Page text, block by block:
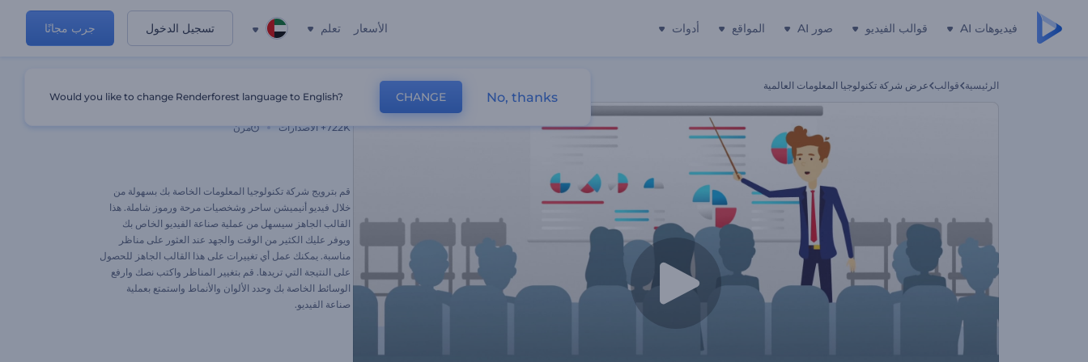
فيديوهات AI قوالب الفيديو صور AI المواقع أدوات الأسعار تعلم تسجيل الدخول جرب مجانًا
الرئيسية قوالب عرض شركة تكنولوجيا المعلومات العالمية
722K+ الاصدارات مرن
قم بترويج شركة تكنولوجيا المعلومات الخاصة بك بسهولة من
خلال فيديو أنيميشن ساحر وشخصيات مرحة ورموز شاملة. هذا
القالب الجاهز سيسهل من عملية صناعة الفيديو الخاص بك
ويوفر عليك الكثير من الوقت والجهد عند العثور على مناظر
مناسبة. يمكنك عمل أي تغييرات على هذا القالب الجاهز للحصول
على النتيجة التي تريدها. قم بتغيير المناظر واكتب نصك وارفع
الوسائط الخاصة بك وحدد الألوان والأنماط واستمتع بعملية
صناعة الفيديو.
Would you like to change Renderforest language to English? CHANGE No, thanks